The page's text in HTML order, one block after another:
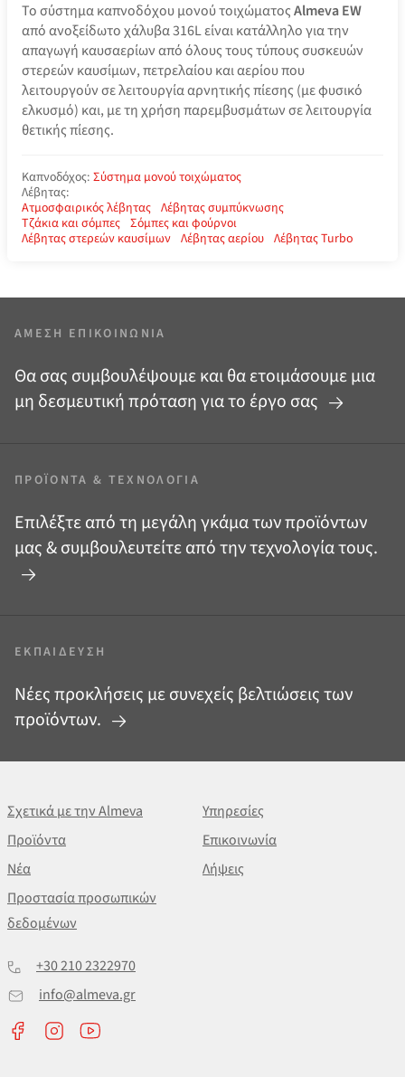
Το σύστημα καπνοδόχου μονού τοιχώματοςAlmeva EW
από ανοξείδωτο χάλυβα 316L είναι κατάλληλο για την
απαγωγή καυσαερίων από όλους τους τύπους συσκευών
στερεών καυσίμων, πετρελαίου και αερίου που
λειτουργούν σε λειτουργία αρνητικής πίεσης (με φυσικό
ελκυσμό) και, με τη χρήση παρεμβυσμάτων σε λειτουργία
θετικής πίεσης.
Καπνοδόχος: Σύστημα μονού τοιχώματος
Λέβητας:
Ατμοσφαιρικός λέβητας Λέβητας συμπύκνωσης
Τζάκια και σόμπες Σόμπες και φούρνοι
Λέβητας στερεών καυσίμων Λέβητας αερίου Λέβητας Turbo
ΆΜΕΣΗ ΕΠΙΚΟΙΝΩΝΊΑ
Θα σας συμβουλέψουμε και θα ετοιμάσουμε μια
μη δεσμευτική πρόταση για το έργο σας
ΠΡΟΪΌΝΤΑ & ΤΕΧΝΟΛΟΓΊΑ
Επιλέξτε από τη μεγάλη γκάμα των προϊόντων
μας&συμβουλευτείτε από την τεχνολογία τους.
ΕΚΠΑΊΔΕΥΣΗ
Νέες προκλήσεις με συνεχείς βελτιώσεις των
προϊόντων.
Σχετικά με την Almeva
Υπηρεσίες
Προϊόντα
Επικοινωνία
Νέα
Λήψεις
Προστασία προσωπικών
δεδομένων
+30 210 2322970
info@almeva.gr